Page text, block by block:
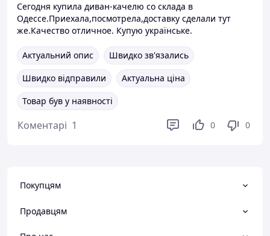
Сегодня купила диван-качелю со склада в
Одессе.Приехала,посмотрела,доставку сделали тут
же.Качество отличное. Купую українське.
Актуальний опис
Швидко зв'язались
Швидко відправили
Актуальна ціна
Товар був у наявності
Коментарі 1 0 0
Покупцям
Продавцям